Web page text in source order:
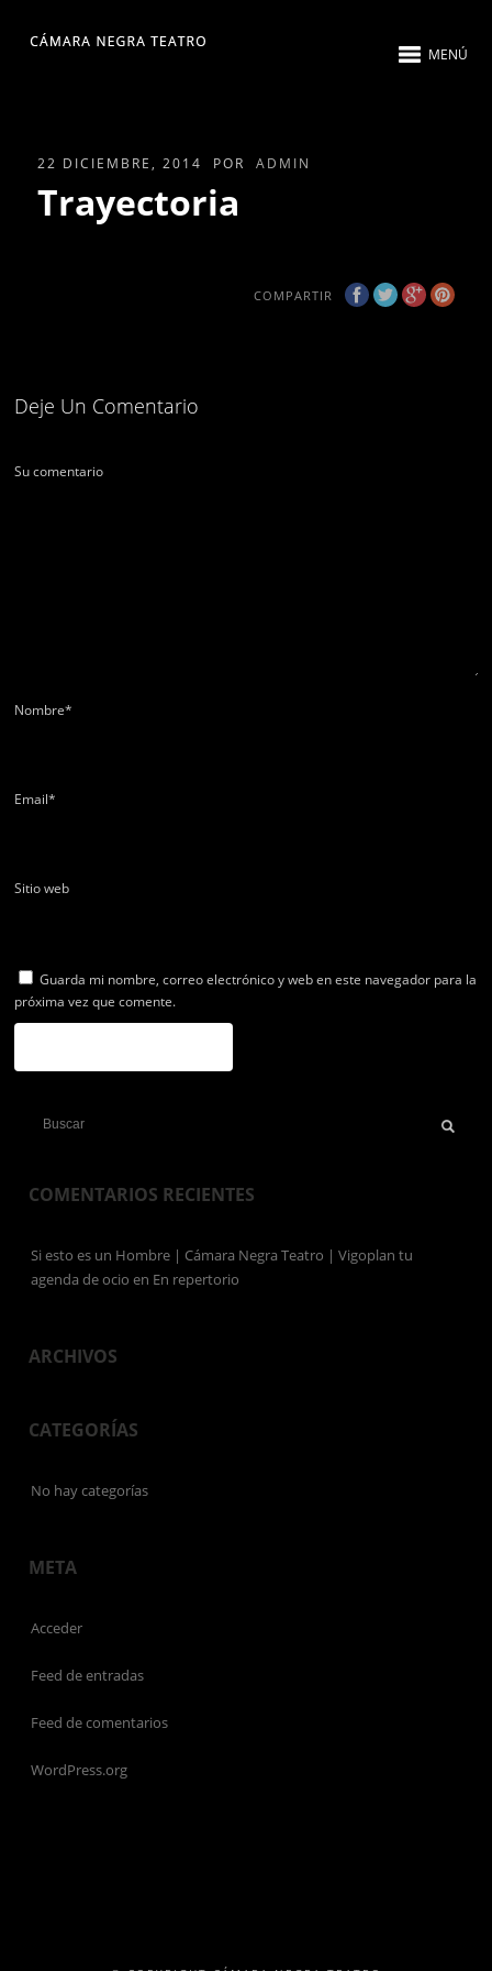
MENÚ
22 DICIEMBRE, 2014 POR ADMIN
Trayectoria
COMPARTIR
Deje Un Comentario
Su comentario
Nombre*
Email*
Sitio web
Guarda mi nombre, correo electrónico y web en este navegador para la
próxima vez que comente.
COMENTARIOS RECIENTES
Si esto es un Hombre | Cámara Negra Teatro | Vigoplan tu
agenda de ocio en En repertorio
ARCHIVOS
CATEGORÍAS
No hay categorías
META
Acceder
Feed de entradas
Feed de comentarios
WordPress.org